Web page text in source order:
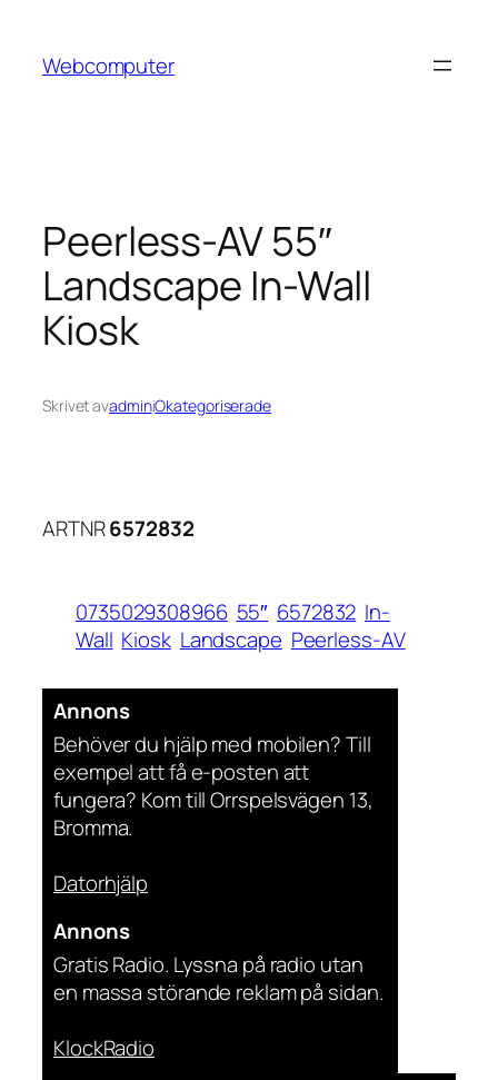
innehåll
Webcomputer
Peerless-AV 55″
Landscape In-Wall
Kiosk
Skrivet avadminiOkategoriserade
ARTNR6572832
0735029308966 55″ 6572832 In-
Wall Kiosk Landscape Peerless-AV
Annons
Behöver du hjälp med mobilen? Till
exempel att få e-posten att
fungera? Kom till Orrspelsvägen 13,
Bromma.
Datorhjälp
Annons
Gratis Radio. Lyssna på radio utan
en massa störande reklam på sidan.
KlockRadio